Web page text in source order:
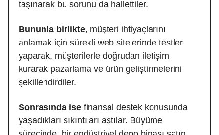
taşınarak bu sorunu da hallettiler.
Bununla birlikte, müşteri ihtiyaçlarını
anlamak için sürekli web sitelerinde testler
yaparak, müşterilerle doğrudan iletişim
kurarak pazarlama ve ürün geliştirmelerini
şekillendirdiler.
Sonrasında ise finansal destek konusunda
yaşadıkları sıkıntıları aştılar. Büyüme